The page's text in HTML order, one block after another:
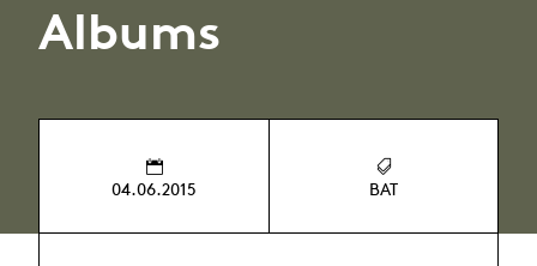
Albums
04.06.2015 BAT